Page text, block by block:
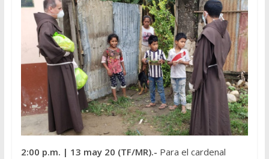
2:00 p.m. | 13 may 20 (TF/MR).- Para el cardenal